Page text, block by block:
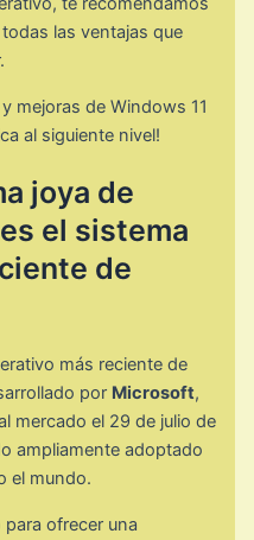
las ventajas que
mejoras de Windows 11
al siguiente nivel!
joya de
el sistema
de
más reciente de
por Microsoft,
mercado el 29 de julio de
ampliamente adoptado
el mundo.
ofrecer una